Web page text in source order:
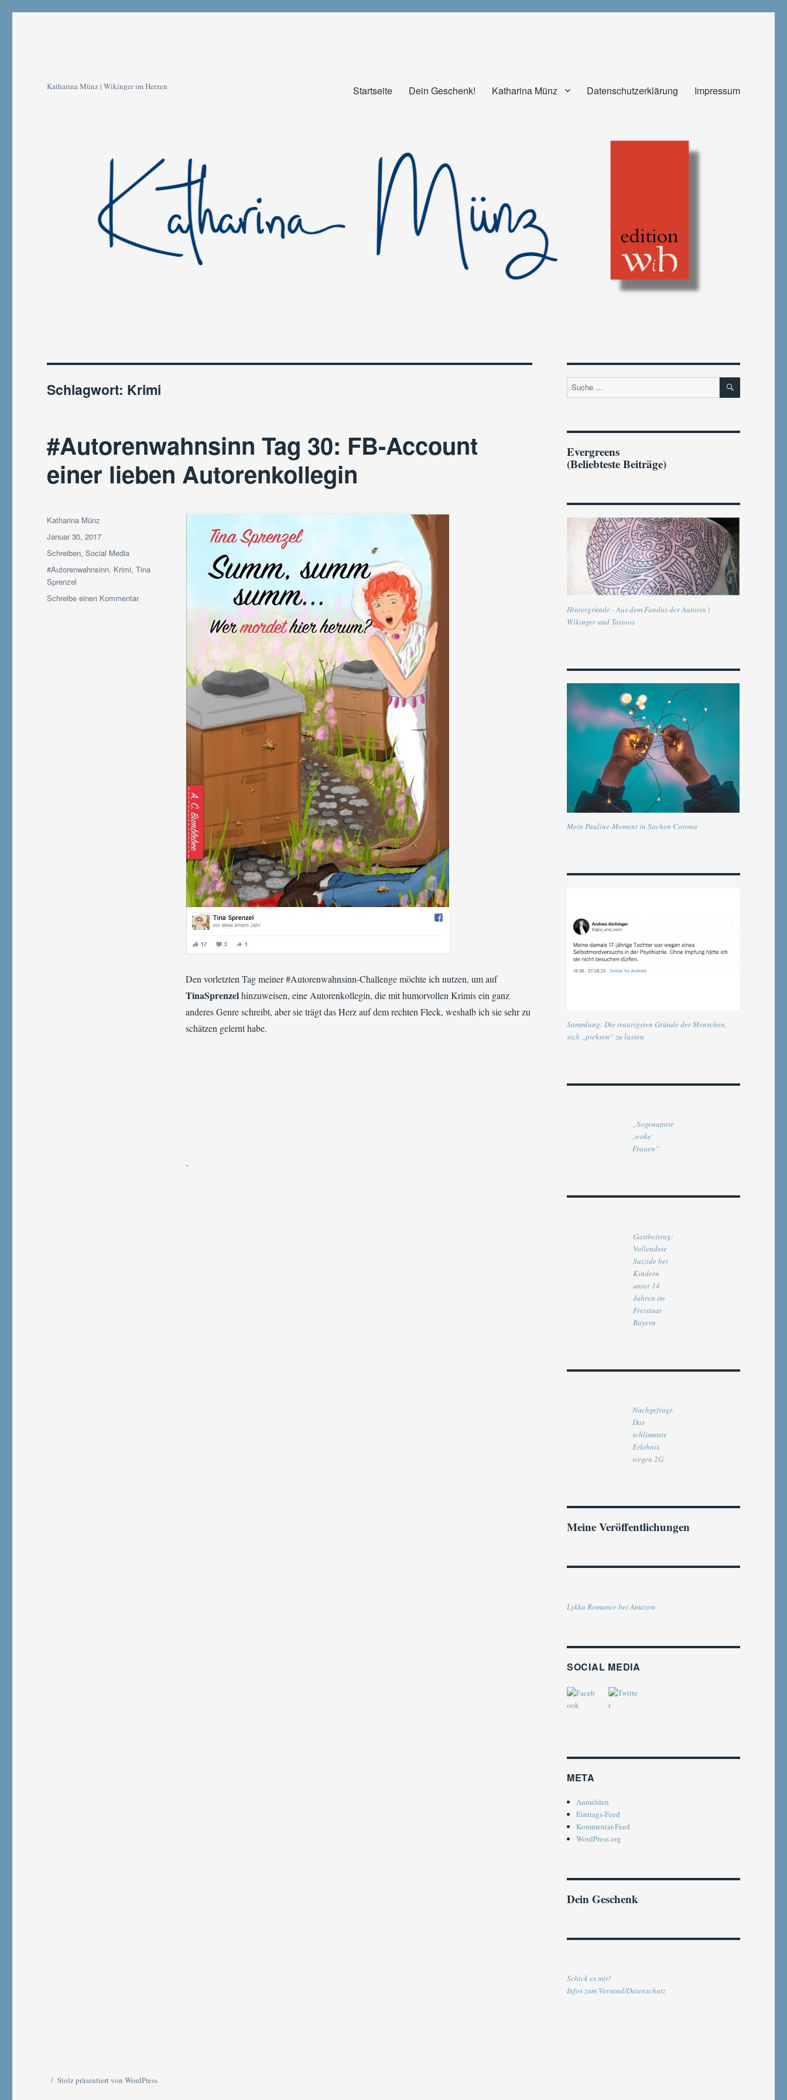
Katharina Münz | Wikinger im Herzen Startseite Dein Geschenk! Katharina Münz Datenschutzerklärung Impressum
Schlagwort: Krimi
#Autorenwahnsinn Tag 30: FB-Account
einer lieben Autorenkollegin
Den vorletzten Tag meiner #Autorenwahnsinn-Challenge möchte ich nutzen, um auf
TinaSprenzelhinzuweisen, eine Autorenkollegin, die mit humorvollen Krimis ein ganz
anderes Genre schreibt, aber sie trägt das Herz auf dem rechten Fleck, weshalb ich sie sehr zu
schätzen gelernt habe.
Autor
Katharina Münz
Veröffentlicht
am
Januar 30, 2017
Kategorien
Schreiben,Social Media
Schlagwörter
#Autorenwahnsinn, Krimi,Tina
Sprenzel
Schreibe einen Kommentarzu
#Autorenwahnsinn
Suche
nach:
SUCHEN
Evergreens
(Beliebteste Beiträge)
Hintergründe - Aus dem Fundus der Autorin |
Wikinger und Tattoos
Mein Pauline-Moment in Sachen Corona
Sammlung: Die traurigsten Gründe der Menschen,
sich „pieksen“ zu lassen
„Sogenannte
‚woke‘
Frauen“
Gastbeitrag:
Vollendete
Suizide bei
Kindern
unter 14
Jahren im
Freistaat
Bayern
Nachgefragt:
Das
schlimmste
Erlebnis
wegen 2G
Meine Veröffentlichungen
Lykka Romance bei Amazon
SOCIAL MEDIA
META
Anmelden
Eintrags-Feed
Kommentar-Feed
WordPress.org
Dein Geschenk
Schick es mir!
Infos zum Versand/Datenschutz
Stolz präsentiert von WordPress